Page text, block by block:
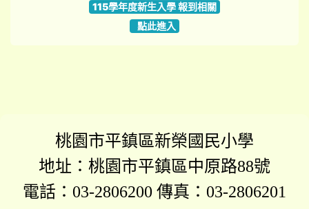
115學年度新生入學 報到相關
點此進入
桃園市平鎮區新榮國民小學
地址：桃園市平鎮區中原路88號
電話：03-2806200 傳真：03-2806201